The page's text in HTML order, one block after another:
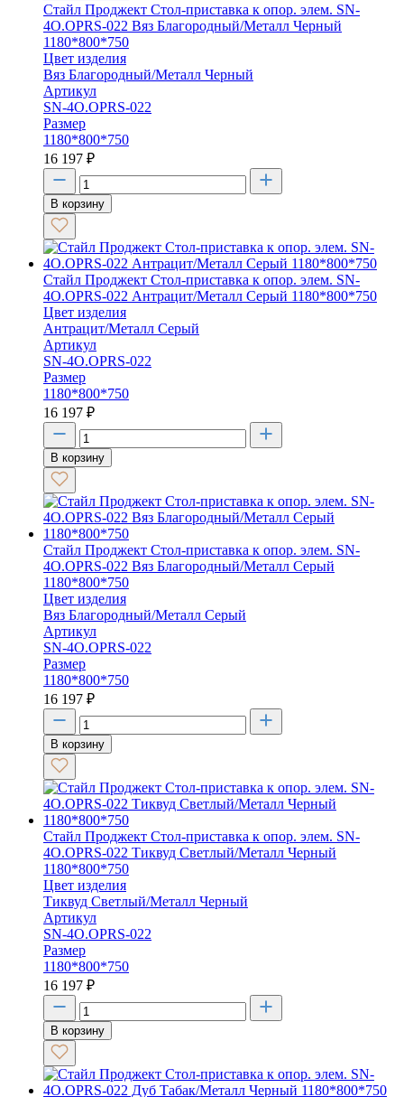
Стайл Проджект Стол-приставка к опор. элем. SN-
4O.OPRS-022 Вяз Благородный/Металл Черный
1180*800*750
Цвет изделия
Вяз Благородный/Металл Черный
Артикул
SN-4O.OPRS-022
Размер
1180*800*750
16 197 ₽
В корзину
Стайл Проджект Стол-приставка к опор. элем. SN-
4O.OPRS-022 Антрацит/Металл Серый 1180*800*750
Цвет изделия
Антрацит/Металл Серый
Артикул
SN-4O.OPRS-022
Размер
1180*800*750
16 197 ₽
В корзину
Стайл Проджект Стол-приставка к опор. элем. SN-
4O.OPRS-022 Вяз Благородный/Металл Серый
1180*800*750
Цвет изделия
Вяз Благородный/Металл Серый
Артикул
SN-4O.OPRS-022
Размер
1180*800*750
16 197 ₽
В корзину
Стайл Проджект Стол-приставка к опор. элем. SN-
4O.OPRS-022 Тиквуд Светлый/Металл Черный
1180*800*750
Цвет изделия
Тиквуд Светлый/Металл Черный
Артикул
SN-4O.OPRS-022
Размер
1180*800*750
16 197 ₽
В корзину